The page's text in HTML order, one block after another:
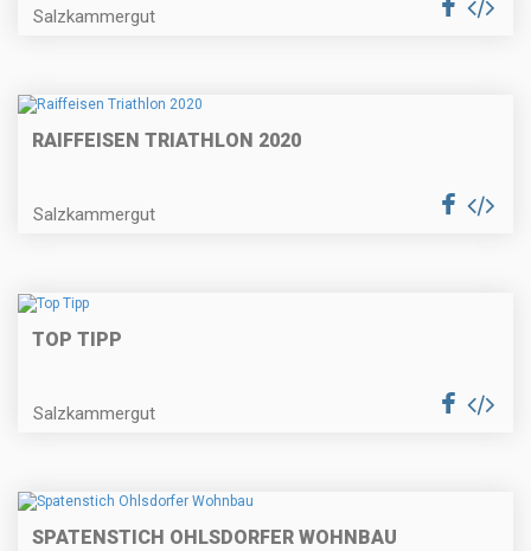
Salzkammergut
RAIFFEISEN TRIATHLON 2020
Salzkammergut
TOP TIPP
Salzkammergut
SPATENSTICH OHLSDORFER WOHNBAU